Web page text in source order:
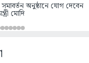
অনুষ্ঠানে যোগ দেবেন
মোদি